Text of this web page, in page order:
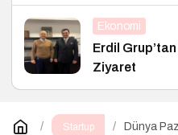
Ekonomi
Erdil
Ziyaret
Startup Dünya